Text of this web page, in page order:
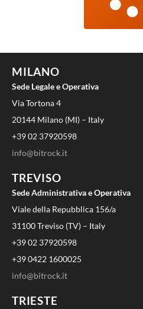
MILANO
Sede Legale e Operativa
Via Tortona 4
20144 Milano (MI) – Italy
+39 02 37920598
info@bitrock.it
TREVISO
Sede Administrativa e Operativa
Viale della Repubblica 156/a
31100 Treviso (TV) – Italy
+39 02 37920598
+39 0422 1600025
info@bitrock.it
TRIESTE